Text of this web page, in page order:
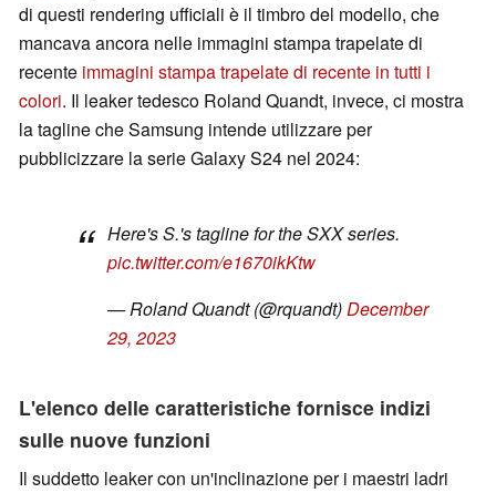
di questi rendering ufficiali è il timbro del modello, che
mancava ancora nelle immagini stampa trapelate di
recente immagini stampa trapelate di recente in tutti i
colori. Il leaker tedesco Roland Quandt, invece, ci mostra
la tagline che Samsung intende utilizzare per
pubblicizzare la serie Galaxy S24 nel 2024:
Here's S.'s tagline for the SXX series.
pic.twitter.com/e1670ikKtw
— Roland Quandt (@rquandt)December
29, 2023
L'elenco delle caratteristiche fornisce indizi
sulle nuove funzioni
Il suddetto leaker con un'inclinazione per i maestri ladri